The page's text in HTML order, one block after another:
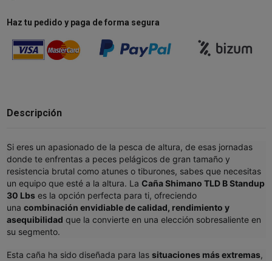
Haz tu pedido y paga de forma segura
Descripción
Si eres un apasionado de la pesca de altura, de esas jornadas
donde te enfrentas a peces pelágicos de gran tamaño y
resistencia brutal como atunes o tiburones, sabes que necesitas
un equipo que esté a la altura. La Caña Shimano TLD B Standup
30 Lbs es la opción perfecta para ti, ofreciendo
una combinación envidiable de calidad, rendimiento y
asequibilidad que la convierte en una elección sobresaliente en
su segmento.
Esta caña ha sido diseñada para las situaciones más extremas,